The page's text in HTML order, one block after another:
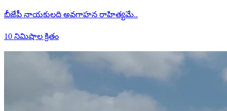
బీజేపీ నాయకులది అవగాహన రాహిత్యమే..
10 నిమిషాల క్రితం